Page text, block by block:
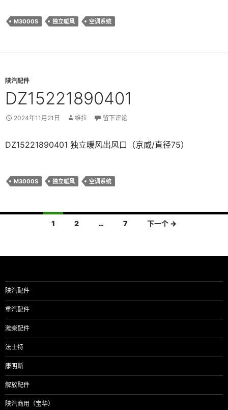
M3000S 独立暖风 空调系统
陕汽配件
DZ15221890401
2024年11月21日 维拉 留下评论
DZ15221890401 独立暖风出风口（京威/直径75）
M3000S 独立暖风 空调系统
导
1 2 … 7 下一个 →
陕汽配件
重汽配件
潍柴配件
法士特
康明斯
解放配件
陕汽商用（宝华）